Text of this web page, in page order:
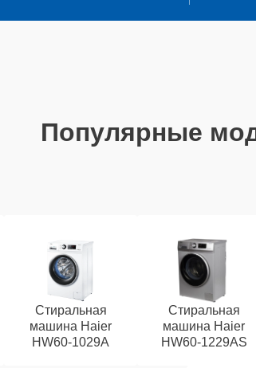
Популярные
Стиральная
машина Haier
HW60-1029A
Стиральная
машина Haier
HW60-1229AS